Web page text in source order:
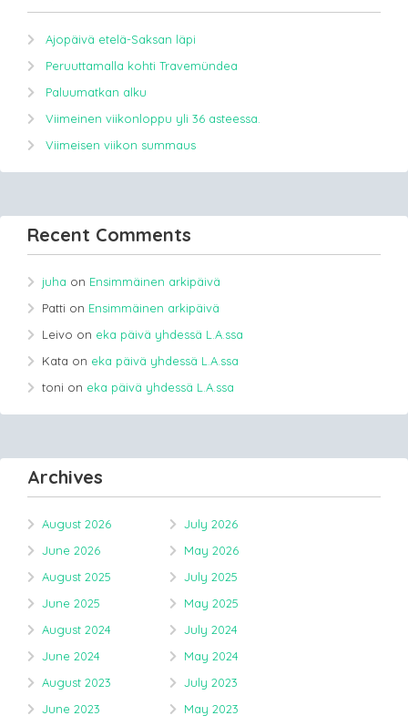
Ajopäivä etelä-Saksan läpi
Peruuttamalla kohti Travemündea
Paluumatkan alku
Viimeinen viikonloppu yli 36 asteessa.
Viimeisen viikon summaus
Recent Comments
juha on Ensimmäinen arkipäivä
Patti on Ensimmäinen arkipäivä
Leivo on eka päivä yhdessä L.A.ssa
Kata on eka päivä yhdessä L.A.ssa
toni on eka päivä yhdessä L.A.ssa
Archives
August 2026
July 2026
June 2026
May 2026
August 2025
July 2025
June 2025
May 2025
August 2024
July 2024
June 2024
May 2024
August 2023
July 2023
June 2023
May 2023